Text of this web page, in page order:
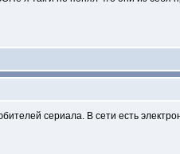
сериала. В сети есть